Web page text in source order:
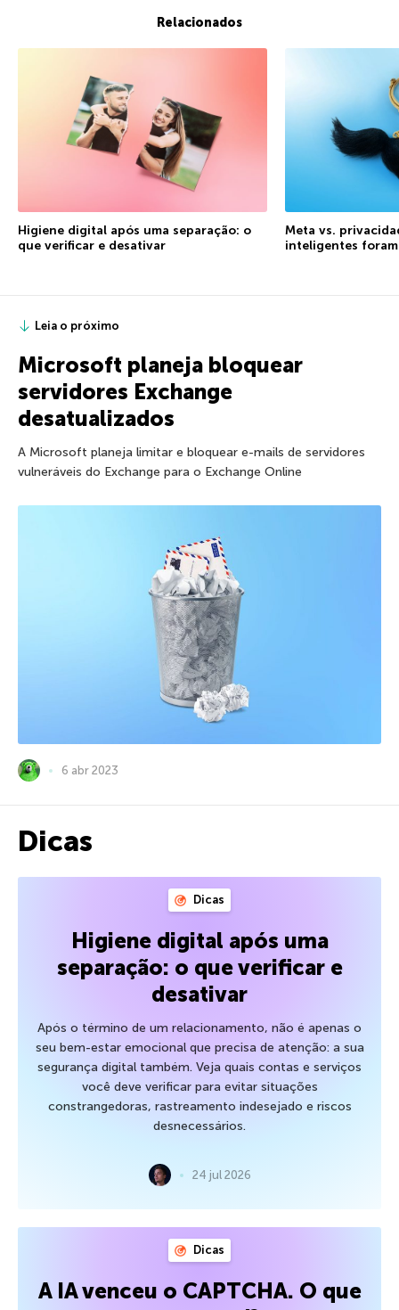
Relacionados
Higiene digital após uma separação: o
que verificar e desativar
Meta vs.
inteligentes
Leia o próximo
Microsoft planeja bloquear
servidores Exchange
desatualizados
A Microsoft planeja limitar e bloquear e-mails de servidores
vulneráveis ​​do Exchange para o Exchange Online
6 abr 2023
Dicas
Dicas
Higiene digital após uma
separação: o que verificar e
desativar
Após o término de um relacionamento, não é apenas o
seu bem-estar emocional que precisa de atenção: a sua
segurança digital também. Veja quais contas e serviços
você deve verificar para evitar situações
constrangedoras, rastreamento indesejado e riscos
desnecessários.
24 jul 2026
Dicas
A IA venceu o CAPTCHA. O que